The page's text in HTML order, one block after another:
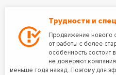
Трудности и
Продвижение нового
от работы с более
особенность состоит
не доверяют
меньше года назад. Поэтому для